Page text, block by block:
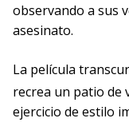
observando a sus
asesinato.
La película
recrea un patio de
ejercicio de estilo